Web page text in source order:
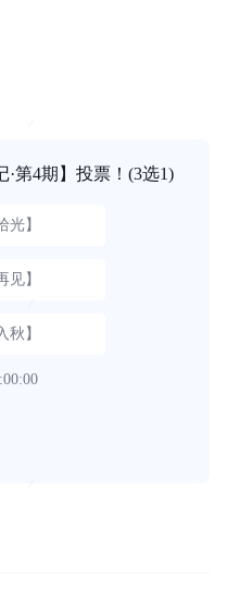
·第4期】投票！ (3选1)
光】
见】
秋】